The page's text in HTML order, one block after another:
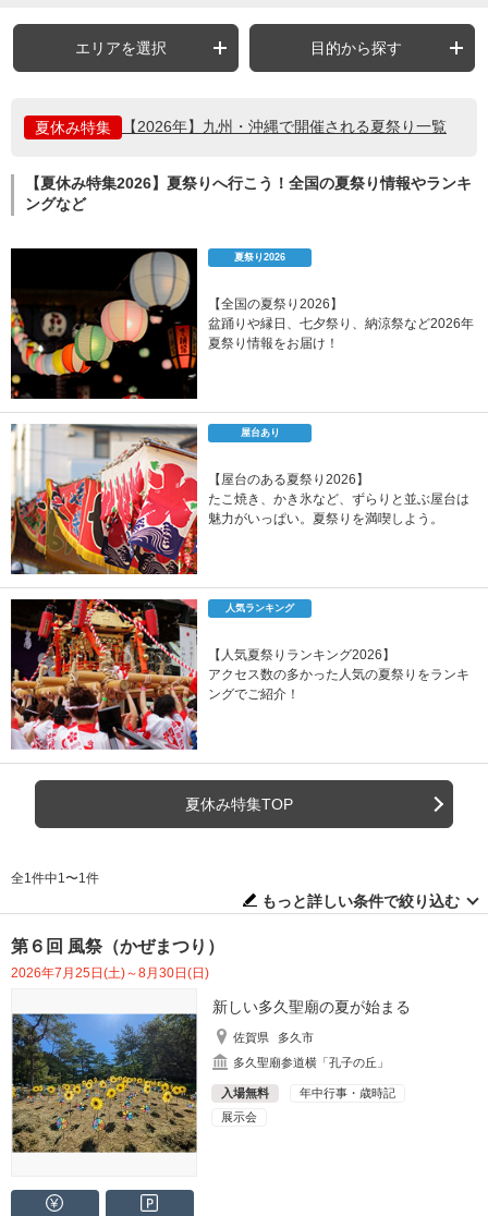
エリアを選択 目的から探す
夏休み特集 【2026年】九州・沖縄で開催される夏祭り一覧
【夏休み特集2026】夏祭りへ行こう！全国の夏祭り情報やランキ
ングなど
夏祭り2026
【全国の夏祭り2026】
盆踊りや縁日、七夕祭り、納涼祭など2026年
夏祭り情報をお届け！
屋台あり
【屋台のある夏祭り2026】
たこ焼き、かき氷など、ずらりと並ぶ屋台は
魅力がいっぱい。夏祭りを満喫しよう。
人気ランキング
【人気夏祭りランキング2026】
アクセス数の多かった人気の夏祭りをランキ
ングでご紹介！
夏休み特集TOP
全1件中1〜1件
もっと詳しい条件で絞り込む
第６回 風祭（かぜまつり）
2026年7月25日(土)～8月30日(日)
新しい多久聖廟の夏が始まる
佐賀県
多久市
多久聖廟参道横「孔子の丘」
入場無料
年中行事・歳時記
展示会